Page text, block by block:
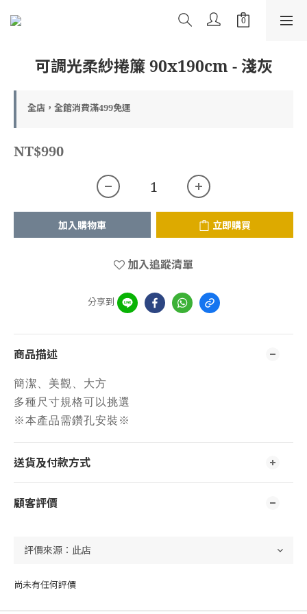
可調光柔紗捲簾 90x190cm - 淺灰
全店，全館消費滿499免運
NT$990
加入購物車 立即購買
加入追蹤清單
分享到
商品描述
簡潔、美觀、大方
多種尺寸規格可以挑選
※本產品需鑽孔安裝※
送貨及付款方式
顧客評價
尚未有任何評價